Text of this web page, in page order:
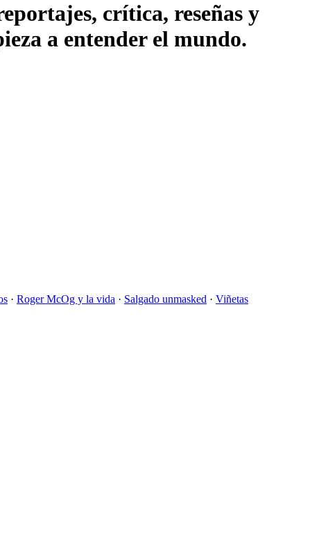
crítica, reseñas y
a entender el mundo.
· Roger McOg y la vida · Salgado unmasked · Viñetas